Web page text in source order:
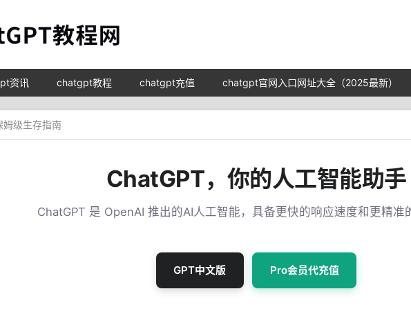
资讯 chatgpt教程 chatgpt充值 chatgpt官网入口网址大全（2025最新）
姆级生存指南
ChatGPT，你的人工智能助手
ChatGPT 是 OpenAI 推出的AI人工智能，具备更快的响应速度和更精准
GPT中文版 Pro会员代充值